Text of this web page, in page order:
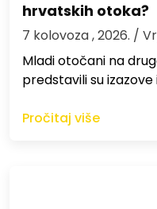
hrvatskih otoka?
7 kolovoza , 2026. /
Mladi otočani na
predstavili su izazove
Pročitaj više